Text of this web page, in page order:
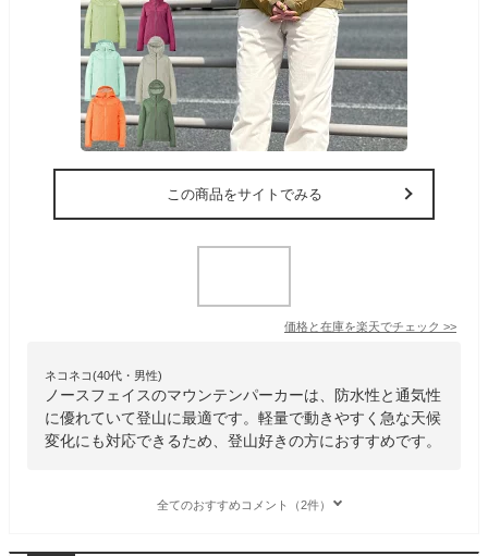
この商品をサイトでみる
価格と在庫を楽天でチェック >>
ネコネコ(40代・男性)
ノースフェイスのマウンテンパーカーは、防水性と通気性
に優れていて登山に最適です。軽量で動きやすく急な天候
変化にも対応できるため、登山好きの方におすすめです。
全てのおすすめコメント（2件）